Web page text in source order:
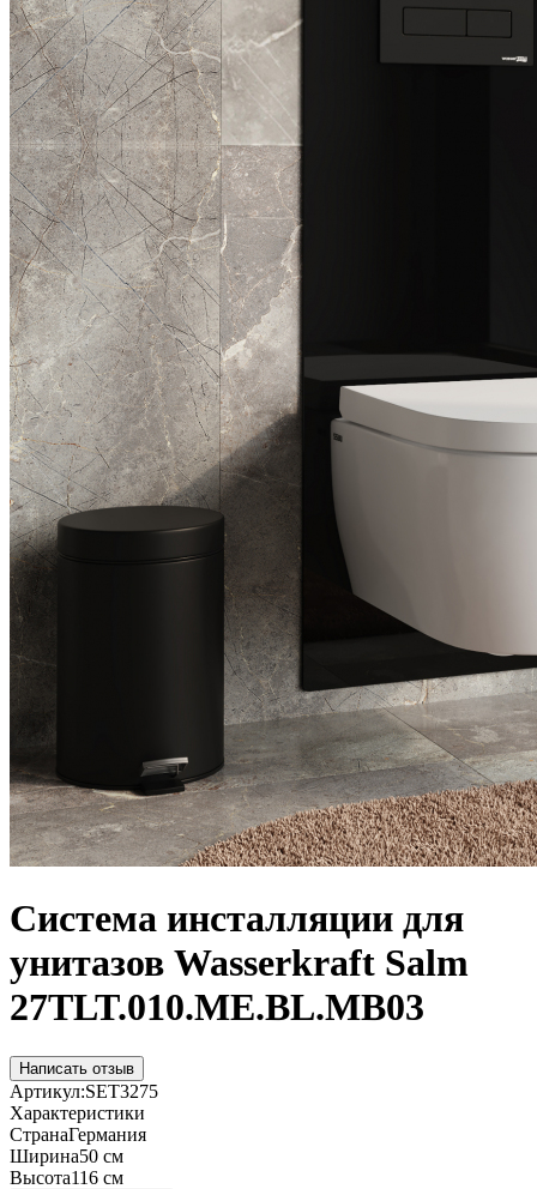
Система инсталляции для
унитазов Wasserkraft Salm
27TLT.010.ME.BL.MB03
Написать отзыв
Артикул:SET3275
Характеристики
СтранаГермания
Ширина50 см
Высота116 см